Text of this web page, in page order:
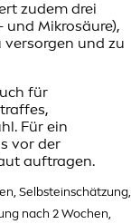
zudem drei
Mikrosäure),
und zu
für
Für ein
vor der
auftragen.
Selbsteinschätzung,
nach 2 Wochen,